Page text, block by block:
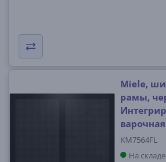
Miele,
рамы,
KM7564FL
На складе